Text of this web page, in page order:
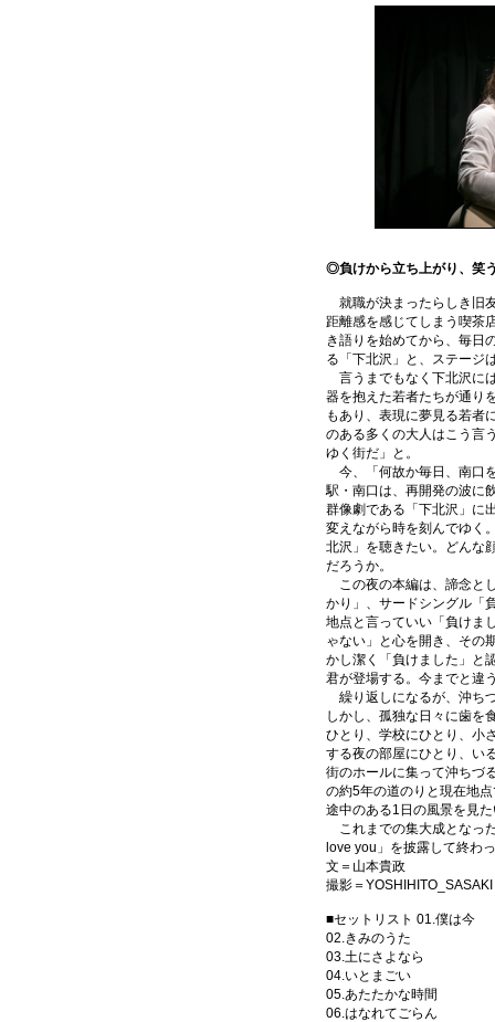
◎負けから立ち上がり、笑
就職が決まったらしき旧
距離感を感じてしまう喫茶
き語りを始めてから、毎日
る「下北沢」と、ステージ
言うまでもなく下北沢に
器を抱えた若者たちが通り
もあり、表現に夢見る若者
のある多くの大人はこう言
ゆく街だ」と。
今、「何故か毎日、南口
駅・南口は、再開発の波に
群像劇である「下北沢」に
変えながら時を刻んでゆく
北沢」を聴きたい。どんな
だろうか。
この夜の本編は、諦念と
かり」、サードシングル「
地点と言っていい「負けま
ゃない」と心を開き、その
かし潔く「負けました」と
君が登場する。今までと違
繰り返しになるが、沖ち
しかし、孤独な日々に歯を
ひとり、学校にひとり、小
する夜の部屋にひとり、い
街のホールに集って沖ちづ
の約5年の道のりと現在地
途中のある1日の風景を見
これまでの集大成となっ
love you」を披露して終わ
文＝山本貴政
撮影＝YOSHIHITO_SASAKI
■セットリスト 01.僕は今
02.きみのうた
03.土にさよなら
04.いとまごい
05.あたたかな時間
06.はなれてごらん